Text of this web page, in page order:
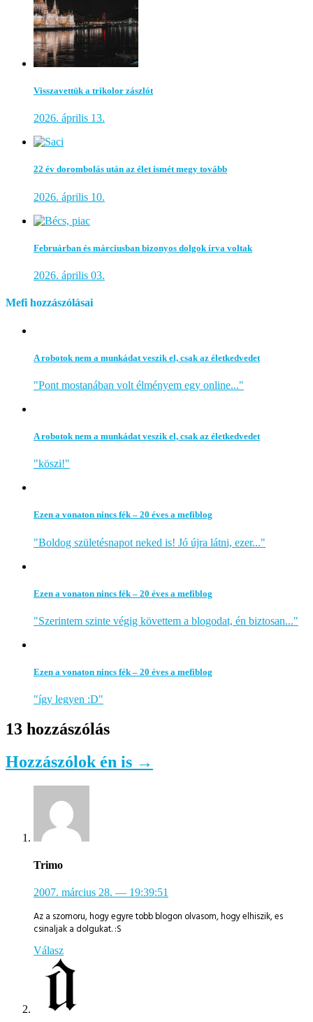
Visszavettük a trikolor zászlót
2026. április 13.
22 év dorombolás után az élet ismét megy tovább
2026. április 10.
Februárban és márciusban bizonyos dolgok írva voltak
2026. április 03.
Mefi hozzászólásai
A robotok nem a munkádat veszik el, csak az életkedvedet
"Pont mostanában volt élményem egy online..."
A robotok nem a munkádat veszik el, csak az életkedvedet
"köszi!"
Ezen a vonaton nincs fék – 20 éves a mefiblog
"Boldog születésnapot neked is! Jó újra látni, ezer..."
Ezen a vonaton nincs fék – 20 éves a mefiblog
"Szerintem szinte végig követtem a blogodat, én biztosan..."
Ezen a vonaton nincs fék – 20 éves a mefiblog
"így legyen :D"
13 hozzászólás
Hozzászólok én is →
Trimo
2007. március 28. — 19:39:51
Az a szomoru, hogy egyre tobb blogon olvasom, hogy elhiszik, es
csinaljak a dolgukat. :S
Válasz